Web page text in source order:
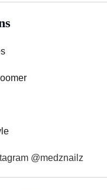
@medznailz